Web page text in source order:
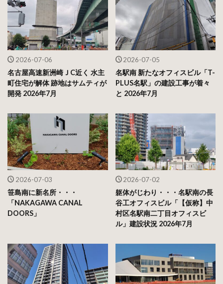
2026-07-06
名古屋高速新洲崎ＪC近く 水主
町住宅が解体 跡地はサムティが
開発 2026年7月
2026-07-05
名駅南 新たなオフィスビル「T-
PLUS名駅」の建設工事が着々
と 2026年7月
2026-07-03
笹島南に新名所・・・
「NAKAGAWA CANAL
DOORS」
2026-07-02
躯体がじわり・・・名駅南の長
谷工オフィスビル「【仮称】中
村区名駅南二丁目オフィスビ
ル」建設状況 2026年7月